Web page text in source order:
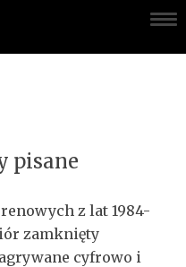
pisane
z lat 1984-
zamknięty
cyfrowo i